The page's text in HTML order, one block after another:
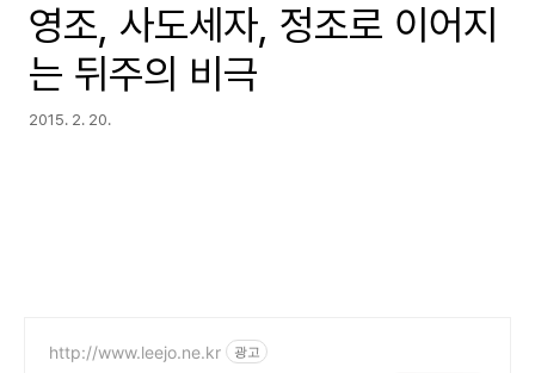
영조, 사도세자, 정조로 이어지
는 뒤주의 비극
2015. 2. 20.
http://www.leejo.ne.kr 광고